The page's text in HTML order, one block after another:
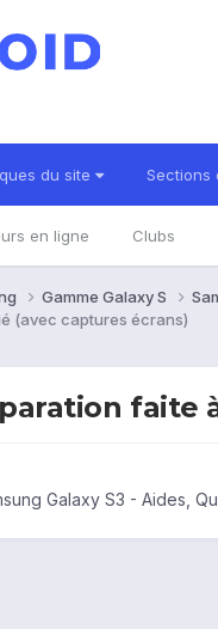
du site Sections
en ligne Clubs
Gamme Galaxy S
(avec captures écrans)
faite
Galaxy S3 - Aides,